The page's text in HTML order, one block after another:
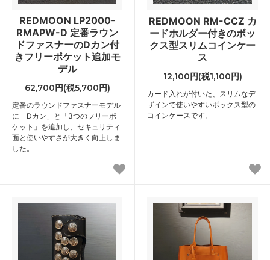
REDMOON LP2000-
RMAPW-D 定番ラウン
ドファスナーのDカン付
きフリーポケット追加モ
デル
62,700円(税5,700円)
定番のラウンドファスナーモデル
に「Dカン」と「3つのフリーポ
ケット」を追加し、セキュリティ
面と使いやすさが大きく向上しま
した。
REDMOON RM-CCZ カ
ードホルダー付きのボッ
クス型スリムコインケー
ス
12,100円(税1,100円)
カード入れが付いた、スリムなデ
ザインで使いやすいボックス型の
コインケースです。